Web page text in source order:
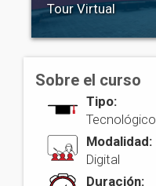
Tour Virtual
Sobre el curso
Tipo:
Tecnológico
Modalidad:
Digital
Duración: